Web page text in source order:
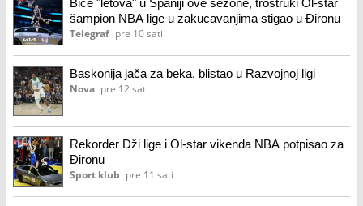
Biće "letova" u Španiji ove sezone, trostruki Ol-star
šampion NBA lige u zakucavanjima stigao u Đironu
Telegraf pre 10 sati
Baskonija jača za beka, blistao u Razvojnoj ligi
Nova pre 12 sati
Rekorder Dži lige i Ol-star vikenda NBA potpisao za
Đironu
Sport klub pre 11 sati